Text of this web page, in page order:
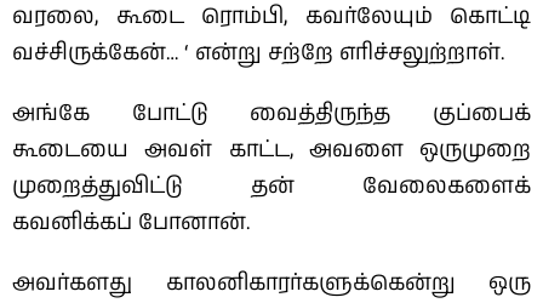
வரலை, கூடை ரொம்பி, கவர்லேயும் கொட்டி
வச்சிருக்கேன்… ‘ என்று சற்றே எரிச்சலுற்றாள்.
அங்கே போட்டு வைத்திருந்த குப்பைக்
கூடையை அவள் காட்ட, அவளை ஒருமுறை
முறைத்துவிட்டு தன் வேலைகளைக்
கவனிக்கப் போனான்.
அவர்களது காலனிகாரர்களுக்கென்று ஒரு